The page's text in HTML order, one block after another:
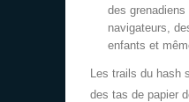
des
navigateurs,
enfants et
Les trails du hash
des tas de papier